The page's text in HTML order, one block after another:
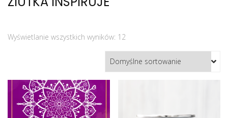
Wyświetlanie wszystkich wyników: 12